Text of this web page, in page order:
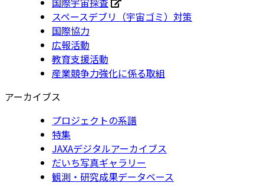
スペースデブリ（宇宙ゴミ）対策
国際協力
広報活動
教育支援活動
産業競争力強化に係る取組
アーカイブス
プロジェクトの系譜
特集
JAXAデジタルアーカイブス
だいち写真ギャラリー
観測・研究成果データベース